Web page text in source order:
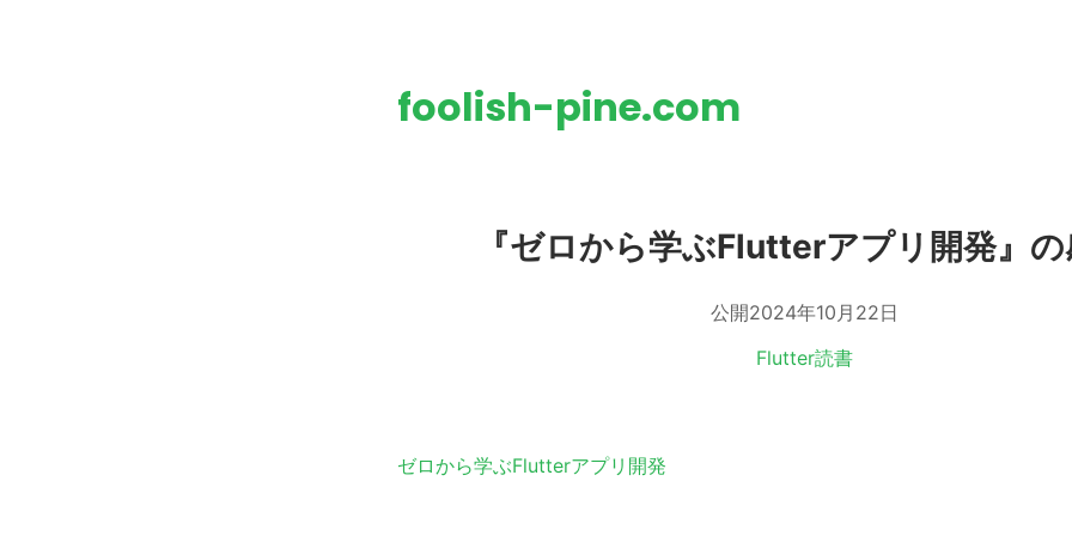
foolish-pine.com
『ゼロから学ぶFlutterアプリ開発』
公開2024年10月22日
Flutter読書
ゼロから学ぶFlutterアプリ開発